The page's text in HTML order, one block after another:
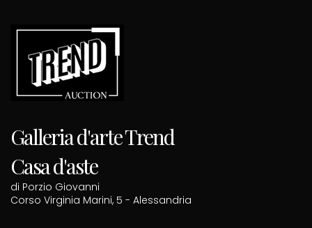
Galleria d'arte Trend
Casa d'aste
di Porzio Giovanni
Corso Virginia Marini, 5 - Alessandria